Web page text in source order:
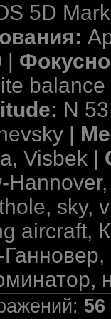
5D
|
N
|
Visbek |
sky,
aircraft,
56